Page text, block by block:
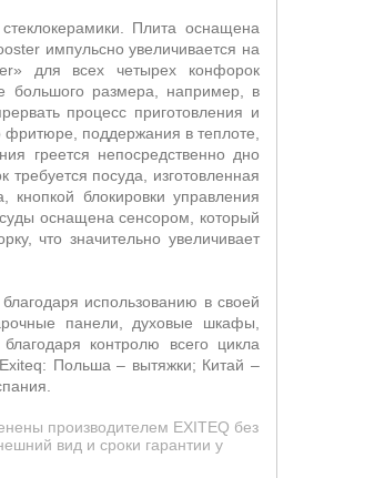
Плита оснащена
импульсно увеличивается на
» для всех четырех конфорок
большого размера, например, в
процесс приготовления и
поддержания в теплоте,
греется непосредственно дно
посуда, изготовленная
блокировки управления
оснащена сенсором, который
что значительно увеличивает
использованию в своей
панели, духовые шкафы,
контролю всего цикла
xiteq: Польша – вытяжки; Китай –
производителем EXITEQ без
вид и сроки гарантии у